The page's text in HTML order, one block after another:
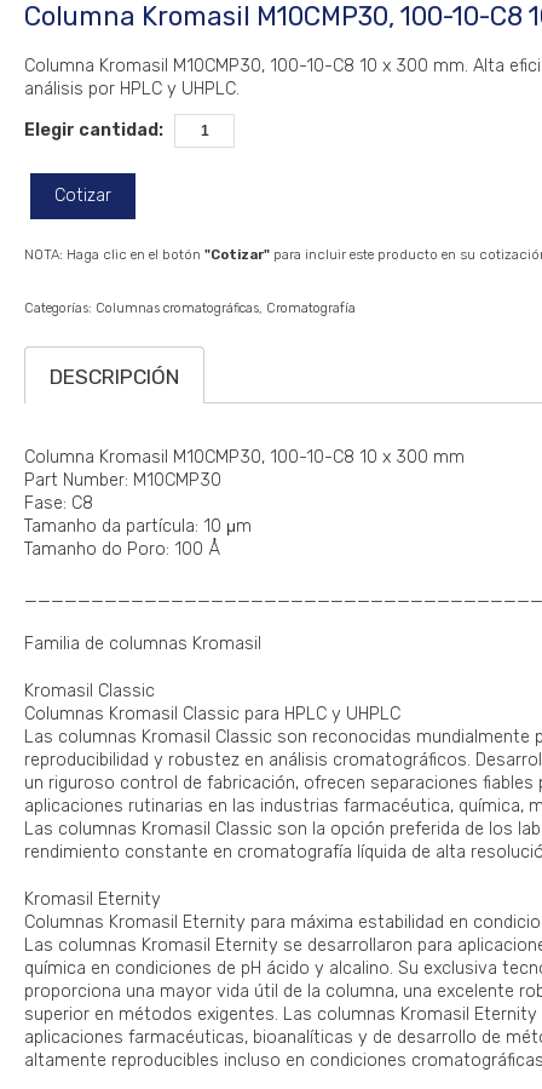
Columna Kromasil M10CMP30, 100-10-C8
Columna Kromasil M10CMP30, 100-10-C8 10 x 300 mm. Alta
análisis por HPLC y UHPLC.
Elegir cantidad:
Cotizar
NOTA: Haga clic en el botón "Cotizar" para incluir este producto en su
Categorías: Columnas cromatográficas Cromatografía
DESCRIPCIÓN
Columna Kromasil M10CMP30, 100-10-C8 10 x 300 mm
Part Number: M10CMP30
Fase: C8
Tamanho da partícula: 10 μm
Tamanho do Poro: 100 Å
Familia de columnas Kromasil
Kromasil Classic
Columnas Kromasil Classic para HPLC y UHPLC
Las columnas Kromasil Classic son reconocidas mundialmente
reproducibilidad y robustez en análisis cromatográficos.
un riguroso control de fabricación, ofrecen separaciones
aplicaciones rutinarias en las industrias farmacéutica, química,
Las columnas Kromasil Classic son la opción preferida de los
rendimiento constante en cromatografía líquida de alta
Kromasil Eternity
Columnas Kromasil Eternity para máxima estabilidad en
Las columnas Kromasil Eternity se desarrollaron para
química en condiciones de pH ácido y alcalino. Su exclusiva
proporciona una mayor vida útil de la columna, una excelente
superior en métodos exigentes. Las columnas Kromasil
aplicaciones farmacéuticas, bioanalíticas y de desarrollo de
altamente reproducibles incluso en condiciones